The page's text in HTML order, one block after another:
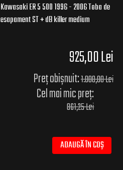
Kawasaki ER 5 500 1996 - 2006 Toba de
esapament ST + dB killer medium
925,00 Lei
Preț obișnuit:1.000,00 Lei
Cel mai mic preț:
861,25 Lei
ADAUGĂ ÎN COȘ